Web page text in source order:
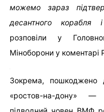
можемо зараз
десантного корабля
розповіли у
Міноборони у коментарі
Зокрема, пошкоджено
«ростов-на-дону» —